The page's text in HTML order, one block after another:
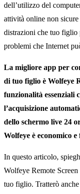
dell’utilizzo del
attività online non
distrazioni che tuo figlio
problemi che Internet
La migliore app per
di tuo figlio è Wolfeye
funzionalità essenziali
l’acquisizione
dello schermo live 24
Wolfeye è economico
In questo articolo,
Wolfeye Remote
tuo figlio. Tratterò